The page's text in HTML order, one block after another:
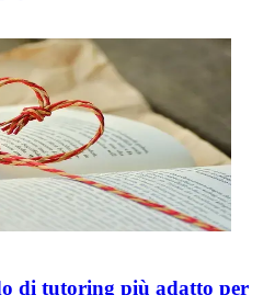
di tutoring più adatto per